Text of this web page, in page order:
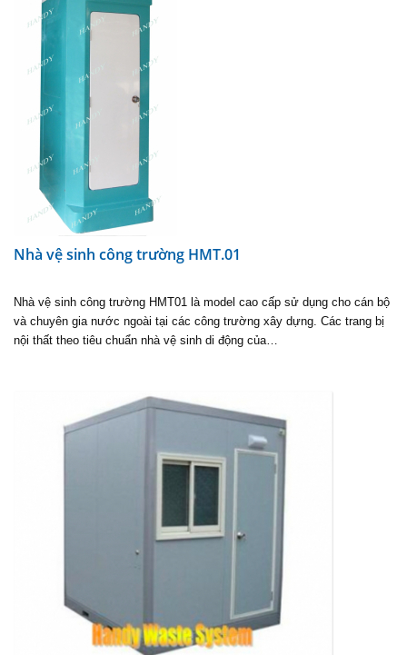
Nhà vệ sinh công trường HMT.01
Nhà vệ sinh công trường HMT01 là model cao cấp sử dụng cho cán bộ
và chuyên gia nước ngoài tại các công trường xây dựng. Các trang bị
nội thất theo tiêu chuẩn nhà vệ sinh di động của…